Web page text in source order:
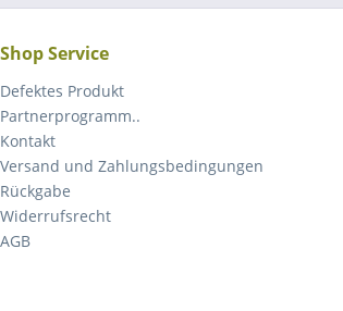
Shop Service
Defektes Produkt
Partnerprogramm..
Kontakt
Versand und Zahlungsbedingungen
Rückgabe
Widerrufsrecht
AGB